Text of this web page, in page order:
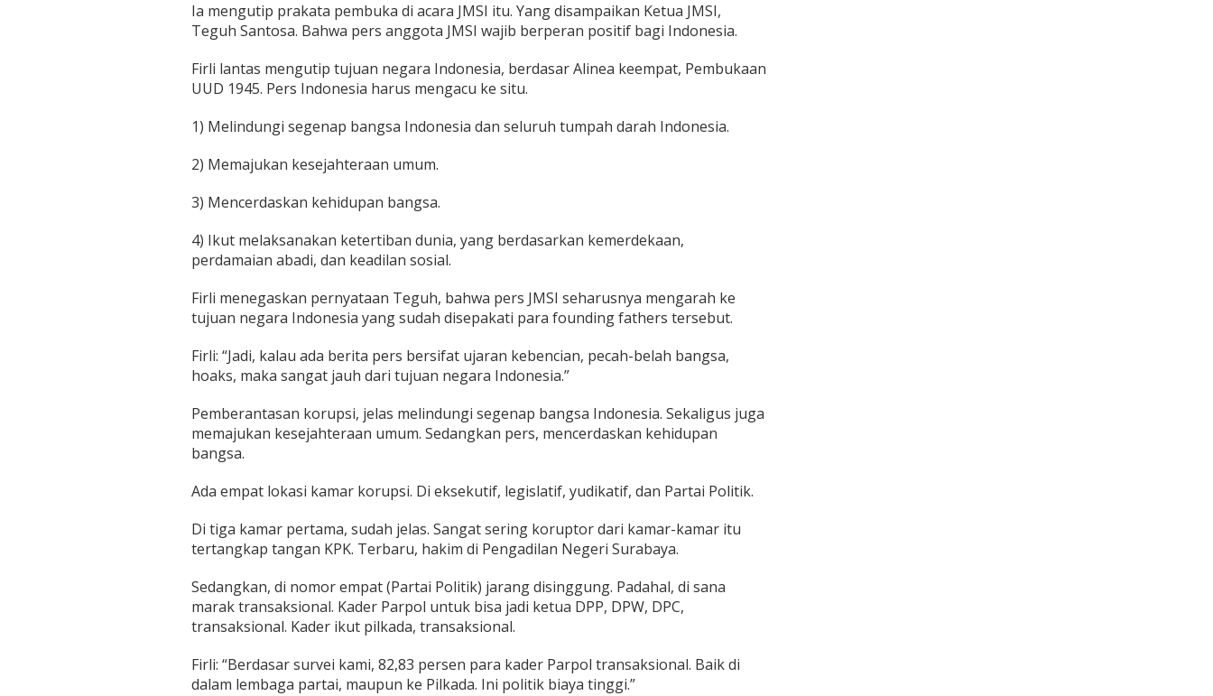
Ia mengutip prakata pembuka di acara JMSI itu. Yang disampaikan Ketua JMSI,
Teguh Santosa. Bahwa pers anggota JMSI wajib berperan positif bagi Indonesia.
Firli lantas mengutip tujuan negara Indonesia, berdasar Alinea keempat, Pembukaan
UUD 1945. Pers Indonesia harus mengacu ke situ.
1) Melindungi segenap bangsa Indonesia dan seluruh tumpah darah Indonesia.
2) Memajukan kesejahteraan umum.
3) Mencerdaskan kehidupan bangsa.
4) Ikut melaksanakan ketertiban dunia, yang berdasarkan kemerdekaan,
perdamaian abadi, dan keadilan sosial.
Firli menegaskan pernyataan Teguh, bahwa pers JMSI seharusnya mengarah ke
tujuan negara Indonesia yang sudah disepakati para founding fathers tersebut.
Firli: “Jadi, kalau ada berita pers bersifat ujaran kebencian, pecah-belah bangsa,
hoaks, maka sangat jauh dari tujuan negara Indonesia.”
Pemberantasan korupsi, jelas melindungi segenap bangsa Indonesia. Sekaligus juga
memajukan kesejahteraan umum. Sedangkan pers, mencerdaskan kehidupan
bangsa.
Ada empat lokasi kamar korupsi. Di eksekutif, legislatif, yudikatif, dan Partai Politik.
Di tiga kamar pertama, sudah jelas. Sangat sering koruptor dari kamar-kamar itu
tertangkap tangan KPK. Terbaru, hakim di Pengadilan Negeri Surabaya.
Sedangkan, di nomor empat (Partai Politik) jarang disinggung. Padahal, di sana
marak transaksional. Kader Parpol untuk bisa jadi ketua DPP, DPW, DPC,
transaksional. Kader ikut pilkada, transaksional.
Firli: “Berdasar survei kami, 82,83 persen para kader Parpol transaksional. Baik di
dalam lembaga partai, maupun ke Pilkada. Ini politik biaya tinggi.”